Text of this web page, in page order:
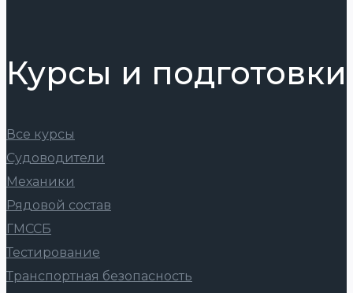
Курсы и подготовки
Все курсы
Судоводители
Механики
Рядовой состав
ГМССБ
Тестирование
Транспортная безопасность